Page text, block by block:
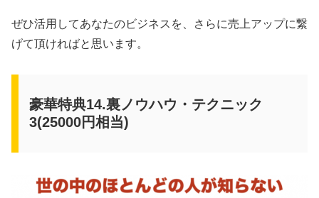
ぜひ活用してあなたのビジネスを、さらに売上アップに繋
げて頂ければと思います。
豪華特典14.裏ノウハウ・テクニック
3(25000円相当)